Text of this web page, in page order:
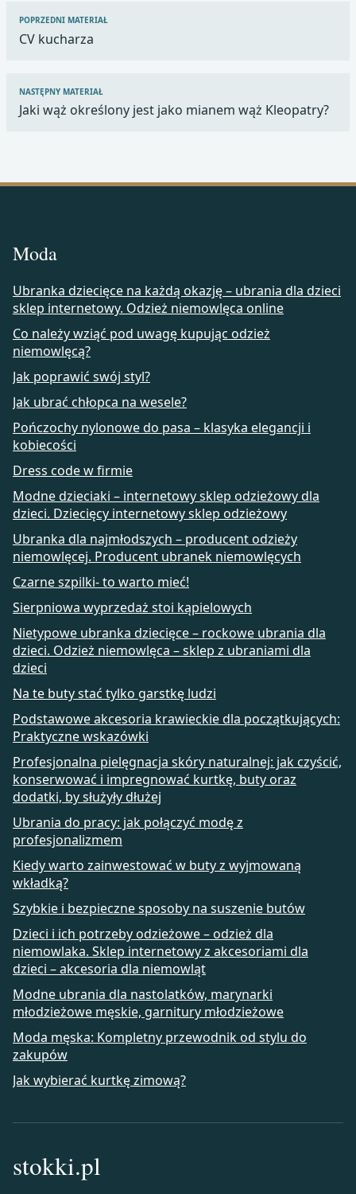
Nawigacja
wpisu
POPRZEDNI MATERIAŁ
CV kucharza
NASTĘPNY MATERIAŁ
Jaki wąż określony jest jako mianem wąż Kleopatry?
Moda
Ubranka dziecięce na każdą okazję – ubrania dla dzieci
sklep internetowy. Odzież niemowlęca online
Co należy wziąć pod uwagę kupując odzież
niemowlęcą?
Jak poprawić swój styl?
Jak ubrać chłopca na wesele?
Pończochy nylonowe do pasa – klasyka elegancji i
kobiecości
Dress code w firmie
Modne dzieciaki – internetowy sklep odzieżowy dla
dzieci. Dziecięcy internetowy sklep odzieżowy
Ubranka dla najmłodszych – producent odzieży
niemowlęcej. Producent ubranek niemowlęcych
Czarne szpilki- to warto mieć!
Sierpniowa wyprzedaż stoi kąpielowych
Nietypowe ubranka dziecięce – rockowe ubrania dla
dzieci. Odzież niemowlęca – sklep z ubraniami dla
dzieci
Na te buty stać tylko garstkę ludzi
Podstawowe akcesoria krawieckie dla początkujących:
Praktyczne wskazówki
Profesjonalna pielęgnacja skóry naturalnej: jak czyścić,
konserwować i impregnować kurtkę, buty oraz
dodatki, by służyły dłużej
Ubrania do pracy: jak połączyć modę z
profesjonalizmem
Kiedy warto zainwestować w buty z wyjmowaną
wkładką?
Szybkie i bezpieczne sposoby na suszenie butów
Dzieci i ich potrzeby odzieżowe – odzież dla
niemowlaka. Sklep internetowy z akcesoriami dla
dzieci – akcesoria dla niemowląt
Modne ubrania dla nastolatków, marynarki
młodzieżowe męskie, garnitury młodzieżowe
Moda męska: Kompletny przewodnik od stylu do
zakupów
Jak wybierać kurtkę zimową?
stokki.pl